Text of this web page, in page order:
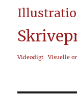
Videodigt Visuelle